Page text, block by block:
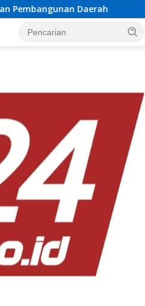
Rayakan Semangat